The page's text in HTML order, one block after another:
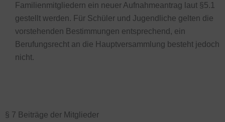
Familienmitgliedern ein neuer Aufnahmeantrag laut §5.1
gestellt werden. Für Schüler und Jugendliche gelten die
vorstehenden Bestimmungen entsprechend, ein
Berufungsrecht an die Hauptversammlung besteht jedoch
nicht.
§ 7 Beiträge der Mitglieder